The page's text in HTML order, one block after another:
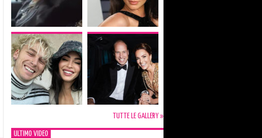
TUTTE LE GALLERY »
ULTIMO VIDEO